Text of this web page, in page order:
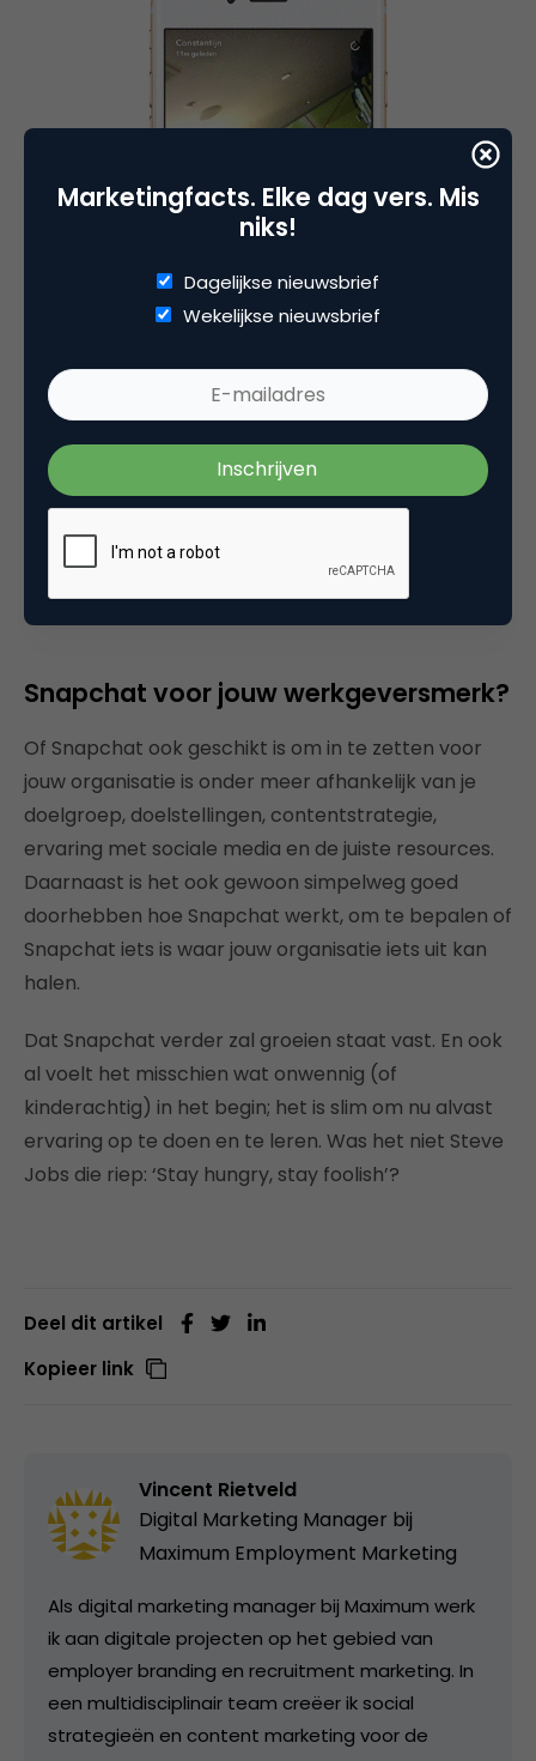
Snapchat voor jouw werkgeversmerk?
Of Snapchat ook geschikt is om in te zetten voor
jouw organisatie is onder meer afhankelijk van je
doelgroep, doelstellingen, contentstrategie,
ervaring met sociale media en de juiste resources.
Daarnaast is het ook gewoon simpelweg goed
doorhebben hoe Snapchat werkt, om te bepalen of
Snapchat iets is waar jouw organisatie iets uit kan
halen.
Dat Snapchat verder zal groeien staat vast. En ook
al voelt het misschien wat onwennig (of
kinderachtig) in het begin; het is slim om nu alvast
ervaring op te doen en te leren. Was het niet Steve
Jobs die riep: ‘Stay hungry, stay foolish’?
Deel dit artikel
Kopieer link
Vincent Rietveld
Digital Marketing Manager bij
Maximum Employment Marketing
Als digital marketing manager bij Maximum werk
ik aan digitale projecten op het gebied van
employer branding en recruitment marketing. In
een multidisciplinair team creëer ik social
strategieën en content marketing voor de
Marketingfacts. Elke dag vers. Mis
niks!
Dagelijkse nieuwsbrief
Wekelijkse nieuwsbrief